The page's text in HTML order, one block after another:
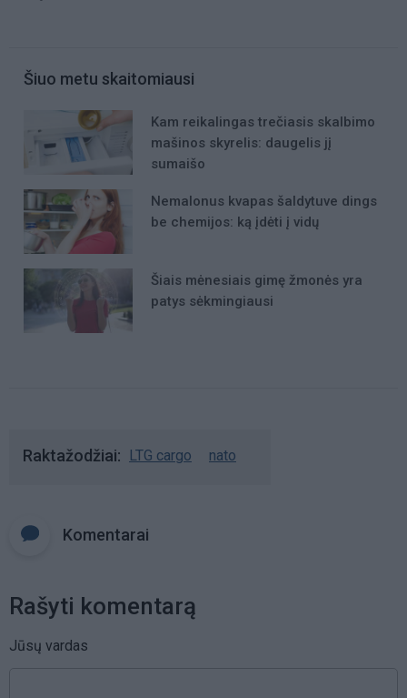
Šiuo metu skaitomiausi
Kam reikalingas trečiasis skalbimo
mašinos skyrelis: daugelis jį
sumaišo
Nemalonus kvapas šaldytuve dings
be chemijos: ką įdėti į vidų
Šiais mėnesiais gimę žmonės yra
patys sėkmingiausi
Raktažodžiai LTG cargo nato
Komentarai
Rašyti komentarą
Jūsų vardas